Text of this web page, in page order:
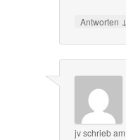
Antworten ↓
jvschrieb